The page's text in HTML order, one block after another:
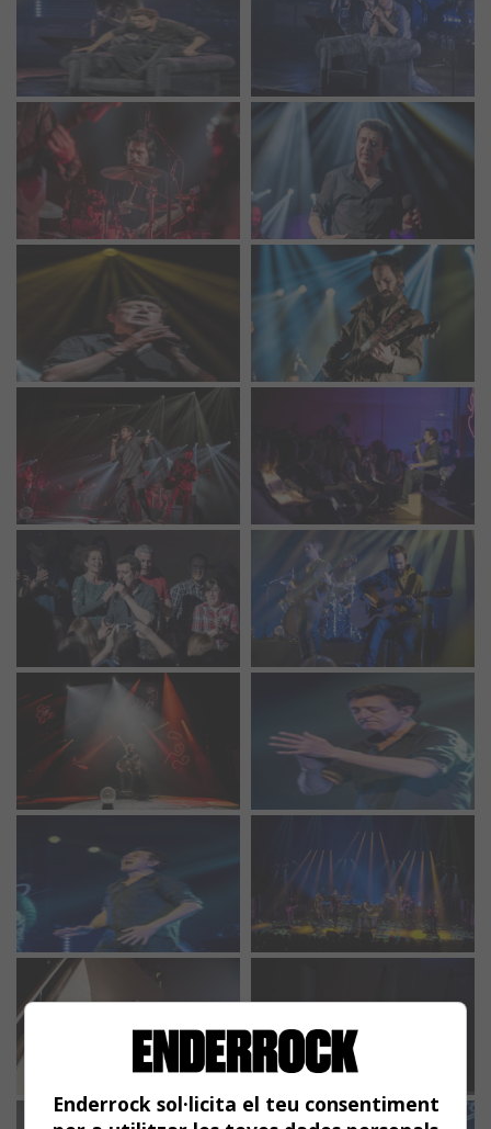
Enderrock sol·licita el teu consentiment